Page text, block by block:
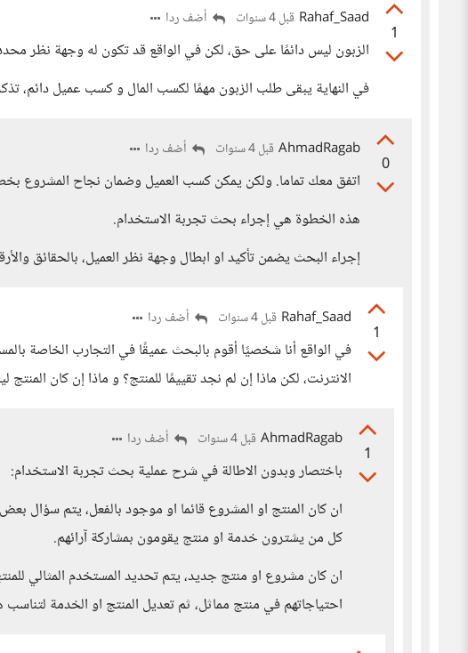
1
Rahaf_Saad قبل 4 سنوات أضف ردا
الزبون ليس دائمًا على حق، لكن في الواقع قد تكون له وجهة نظر
في النهاية يبقى طلب الزبون مهمًا لكسب المال و كسب عميل دائم،
0
AhmadRagab قبل 4 سنوات أضف ردا
اتفق معك تماما. ولكن يمكن كسب العميل وضمان نجاح المشروع
هذه الخطوة هي إجراء بحث تجربة الاستخدام.
إجراء البحث يضمن تأكيد او ابطال وجهة نظر العميل، بالحقائق
1
Rahaf_Saad قبل 4 سنوات أضف ردا
في الواقع أنا شخصيًا أقوم بالبحث عميقًا في التجارب الخاصة
الانترنت، لكن ماذا إن لم نجد تقييمًا للمنتج؟ و ماذا إن كان
1
AhmadRagab قبل 4 سنوات أضف ردا
باختصار وبدون الاطالة في شرح عملية بحث تجربة الاستخدام:
ان كان المنتج او المشروع قائما او موجود بالفعل، يتم سؤال
كل من يشترون خدمة او منتج يقومون بمشاركة آرائهم.
ان كان مشروع او منتج جديد، يتم تحديد المستخدم المثالي
احتياجاتهم في منتج مماثل، ثم تعديل المنتج او الخدمة